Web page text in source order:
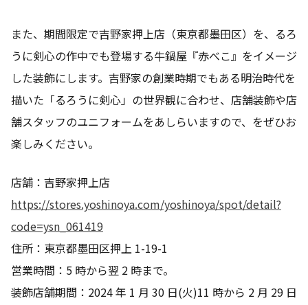
また、期間限定で吉野家押上店（東京都墨田区）を、るろ
うに剣心の作中でも登場する牛鍋屋『赤べこ』をイメージ
した装飾にします。吉野家の創業時期でもある明治時代を
描いた「るろうに剣心」の世界観に合わせ、店舗装飾や店
舗スタッフのユニフォームをあしらいますので、をぜひお
楽しみください。
店舗：吉野家押上店
https://stores.yoshinoya.com/yoshinoya/spot/detail?
code=ysn_061419
住所：東京都墨田区押上 1-19-1
営業時間：5 時から翌 2 時まで。
装飾店舗期間：2024 年 1 月 30 日(火)11 時から 2 月 29 日